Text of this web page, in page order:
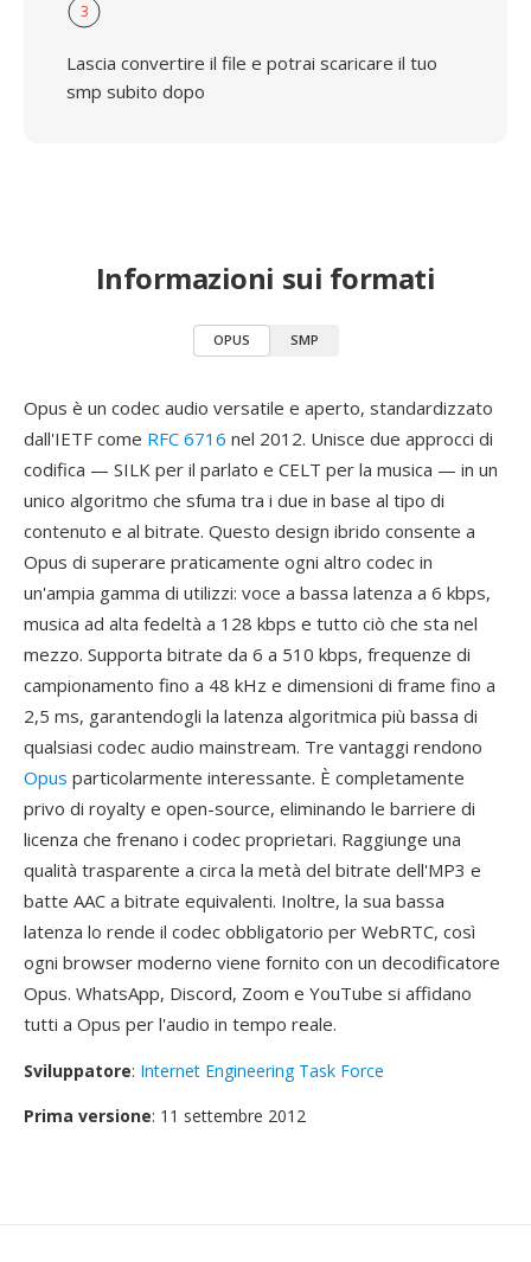
3
Lascia convertire il file e potrai scaricare il tuo
smp subito dopo
Informazioni sui formati
OPUS SMP
Opus è un codec audio versatile e aperto, standardizzato
dall'IETF come RFC 6716 nel 2012. Unisce due approcci di
codifica — SILK per il parlato e CELT per la musica — in un
unico algoritmo che sfuma tra i due in base al tipo di
contenuto e al bitrate. Questo design ibrido consente a
Opus di superare praticamente ogni altro codec in
un'ampia gamma di utilizzi: voce a bassa latenza a 6 kbps,
musica ad alta fedeltà a 128 kbps e tutto ciò che sta nel
mezzo. Supporta bitrate da 6 a 510 kbps, frequenze di
campionamento fino a 48 kHz e dimensioni di frame fino a
2,5 ms, garantendogli la latenza algoritmica più bassa di
qualsiasi codec audio mainstream. Tre vantaggi rendono
Opus particolarmente interessante. È completamente
privo di royalty e open-source, eliminando le barriere di
licenza che frenano i codec proprietari. Raggiunge una
qualità trasparente a circa la metà del bitrate dell'MP3 e
batte AAC a bitrate equivalenti. Inoltre, la sua bassa
latenza lo rende il codec obbligatorio per WebRTC, così
ogni browser moderno viene fornito con un decodificatore
Opus. WhatsApp, Discord, Zoom e YouTube si affidano
tutti a Opus per l'audio in tempo reale.
Sviluppatore: Internet Engineering Task Force
Prima versione: 11 settembre 2012